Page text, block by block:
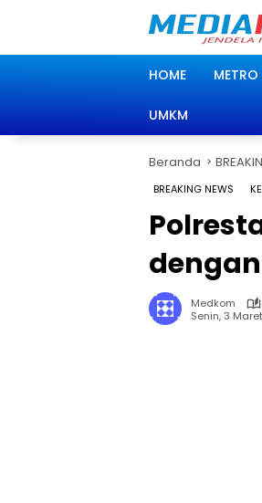
HOME METRO
UMKM
Beranda
BREAKING NEWS
Medkom
Senin, 3